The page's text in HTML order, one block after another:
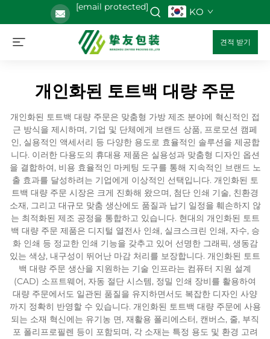
[email protected] KO
견적 받기
개인화된 토트백 대량 주문
개인화된 토트백 대량 주문은 맞춤형 가방 제조 분야에 혁신적인 접
근 방식을 제시하며, 기업 및 단체에게 브랜드 상품, 프로모션 캠페
인, 실용적인 액세서리 등 다양한 용도로 효율적인 솔루션을 제공합
니다. 이러한 다용도의 휴대용 제품은 실용성과 맞춤형 디자인 옵션
을 결합하여, 비용 효율적인 마케팅 도구를 통해 지속적인 브랜드 노
출 효과를 달성하려는 기업에게 이상적인 선택입니다. 개인화된 토
트백 대량 주문 시장은 크게 진화해 왔으며, 첨단 인쇄 기술, 친환경
소재, 그리고 대규모 맞춤 생산에도 품질과 납기 일정을 훼손하지 않
는 최적화된 제조 공정을 통합하고 있습니다. 현대의 개인화된 토트
백 대량 주문 제품은 디지털 열전사 인쇄, 실크스크린 인쇄, 자수, 승
화 인쇄 등 정교한 인쇄 기능을 갖추고 있어 선명한 그래픽, 생동감
있는 색상, 내구성이 뛰어난 마감 처리를 보장합니다. 개인화된 토트
백 대량 주문 생산을 지원하는 기술 인프라는 컴퓨터 지원 설계
(CAD) 소프트웨어, 자동 절단 시스템, 정밀 인쇄 장비를 활용하여
대량 주문에서도 일관된 품질을 유지하면서도 복잡한 디자인 사양
까지 정확히 반영할 수 있습니다. 개인화된 토트백 대량 주문에 사용
되는 소재 혁신에는 유기농 면, 재활용 폴리에스터, 캔버스, 줄, 부직
포 폴리프로필렌 등이 포함되며, 각 소재는 특정 용도 및 환경 고려